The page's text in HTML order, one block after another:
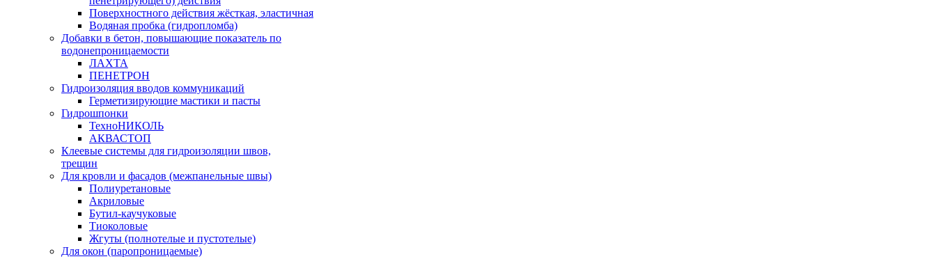
Поверхностного действия жёсткая, эластичная
Водяная пробка (гидропломба)
Добавки в бетон, повышающие показатель по
водонепроницаемости
ЛАХТА
ПЕНЕТРОН
Гидроизоляция вводов коммуникаций
Герметизирующие мастики и пасты
Гидрошпонки
ТехноНИКОЛЬ
АКВАСТОП
Клеевые системы для гидроизоляции швов,
трещин
Для кровли и фасадов (межпанельные швы)
Полиуретановые
Акриловые
Бутил-каучуковые
Тиоколовые
Жгуты (полнотелые и пустотелые)
Для окон (паропроницаемые)